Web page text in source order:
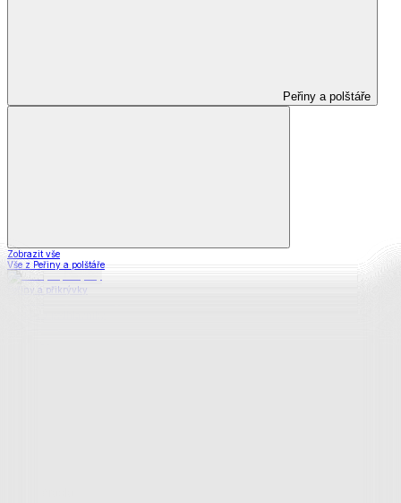
Peřiny a polštáře
Zobrazit vše
Vše z Peřiny a polštáře
Peřiny a přikrývky